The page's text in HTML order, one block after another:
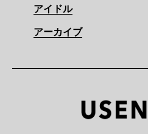
アイドル
アーカイブ